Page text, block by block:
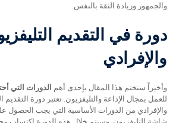
والجمهور وزيادة الثقة بالنفس.
دورة في التقديم
والإفرادي
وأخيراً سنختم هذا المقال بإحدى أهم الدورات التي
للعمل بمجال الإذاعة والتليفزيون. تعتبر دورة التقديم
والإفرادي من الدورات الأساسية التي يجب الحصول